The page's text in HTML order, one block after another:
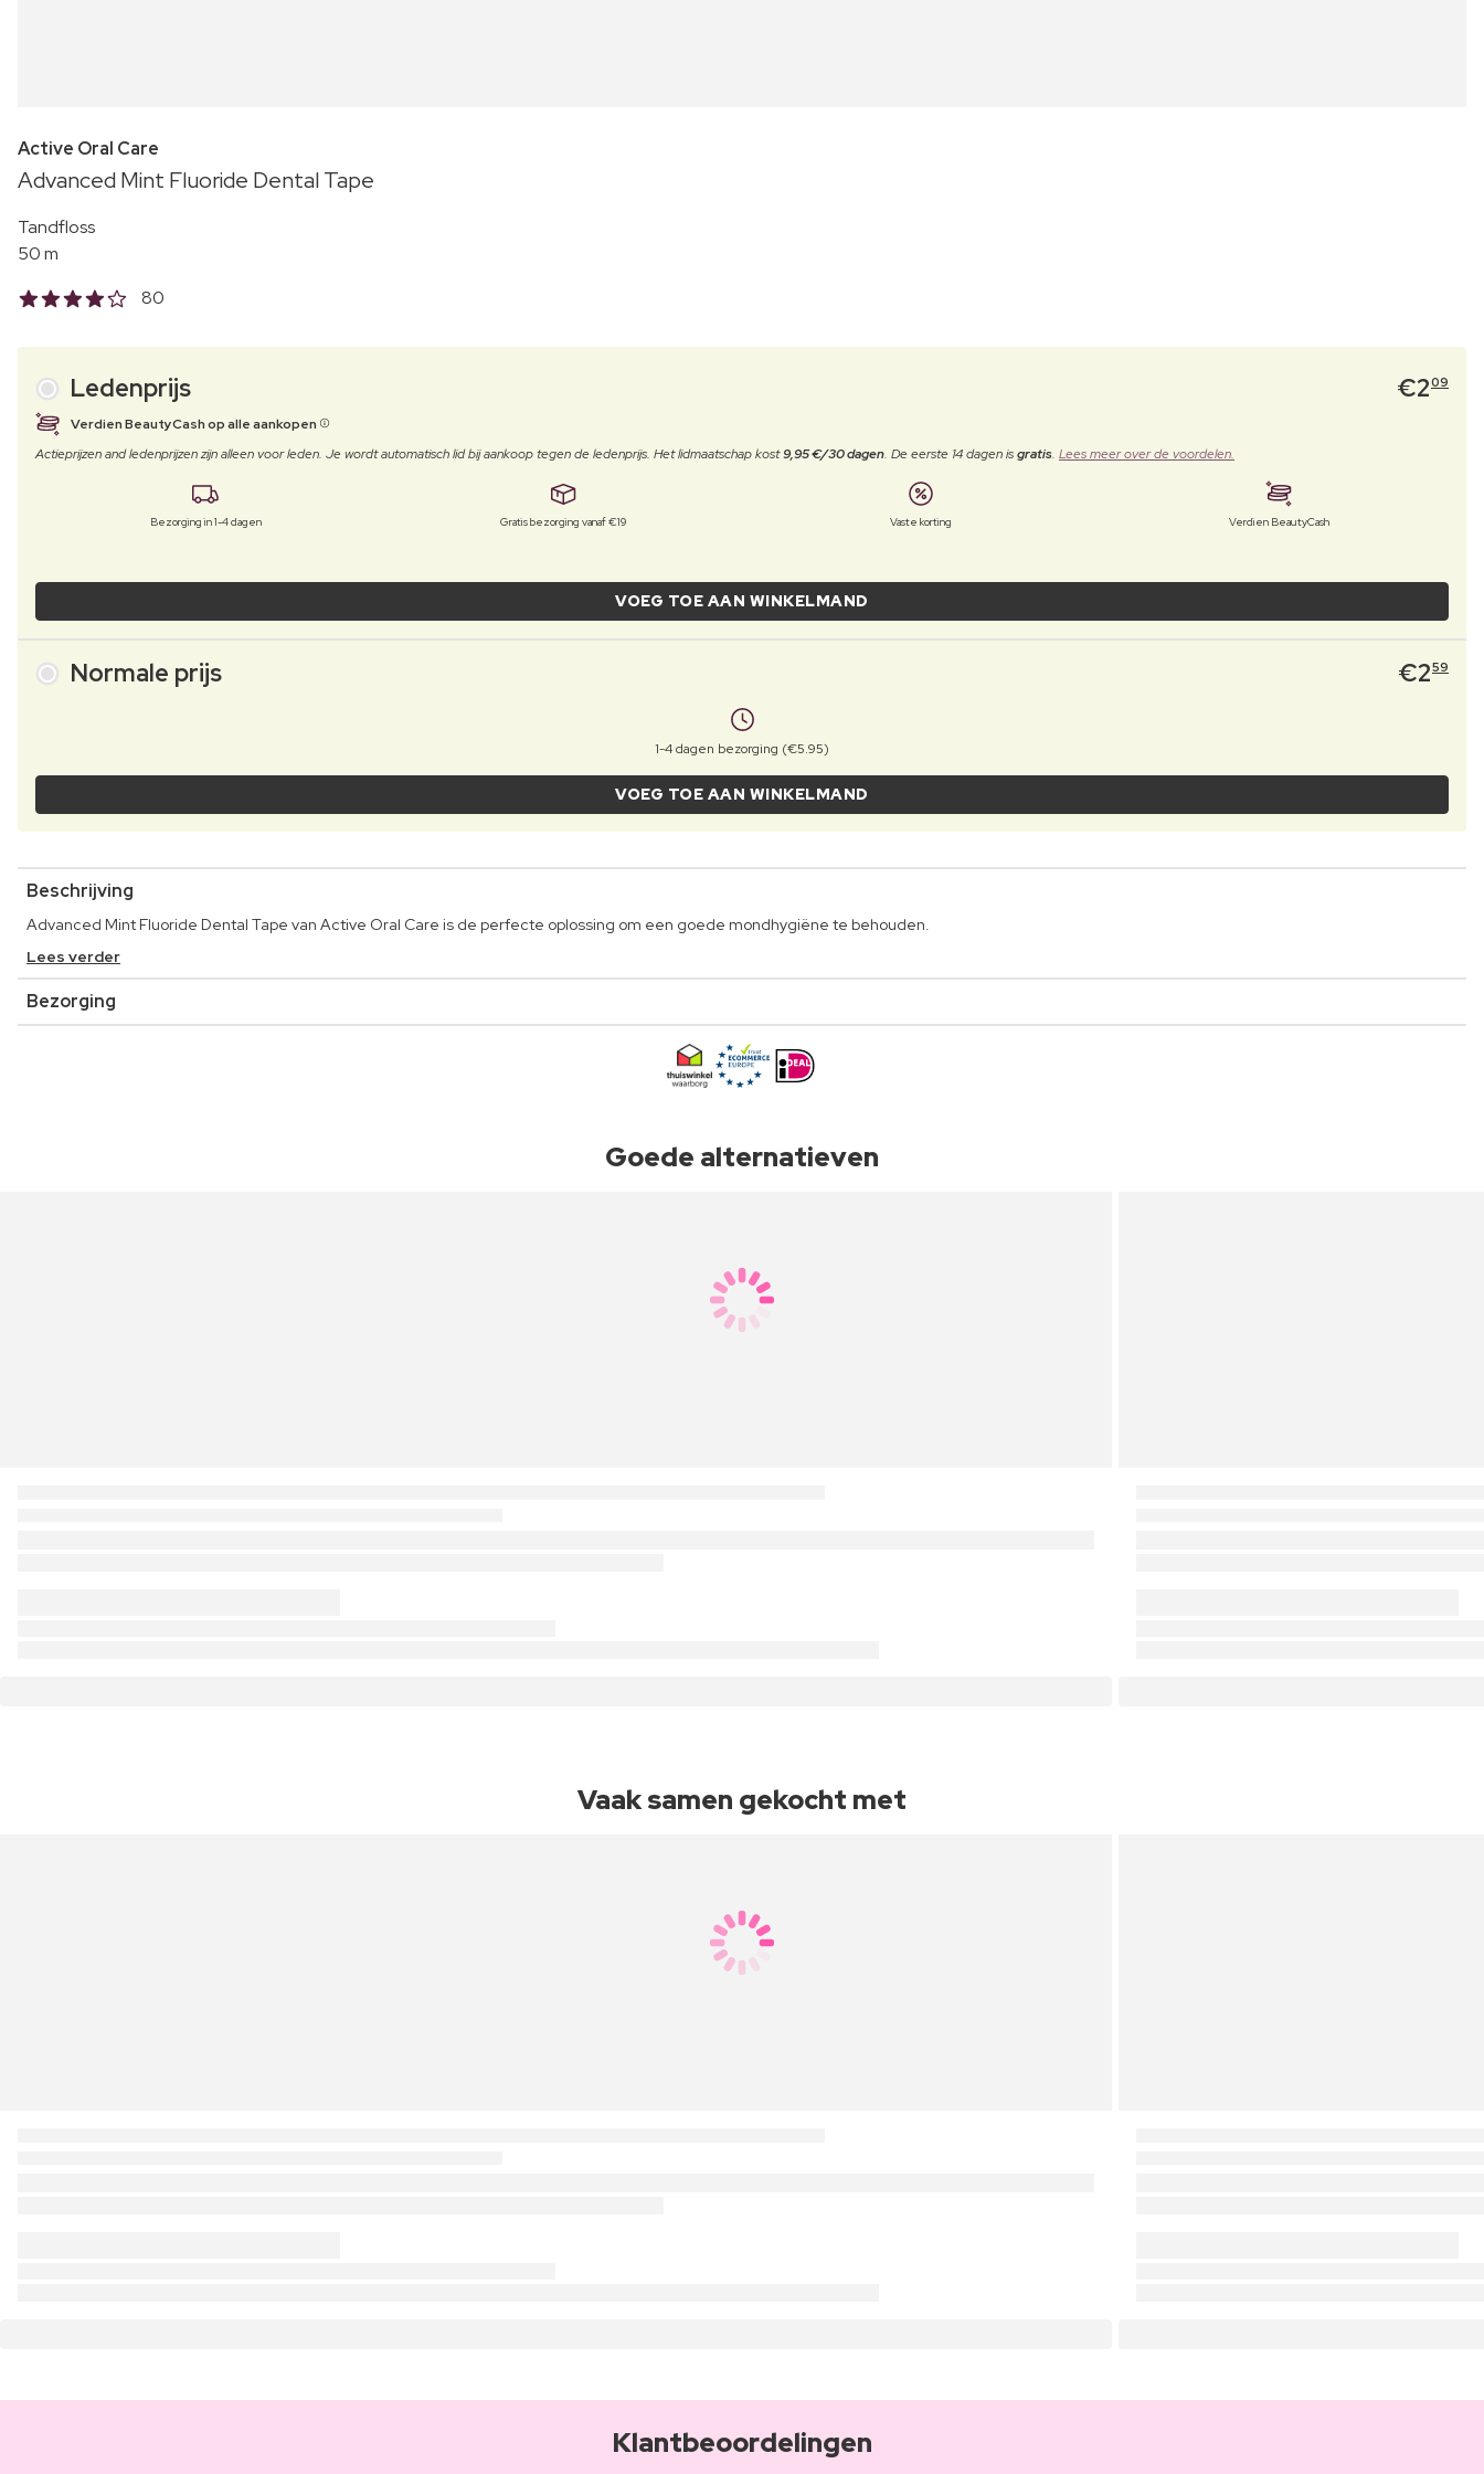
Active Oral Care
Advanced Mint Fluoride Dental Tape
Tandfloss
50 m
80
Ledenprijs €209
Verdien BeautyCash op alle aankopen
Actieprijzen and ledenprijzen zijn alleen voor leden. Je wordt automatisch lid bij aankoop tegen de ledenprijs. Het lidmaatschap kost9,95 €/30 dagen. De eerste 14 dagen isgratis. Lees meer over de voordelen.
Bezorging in 1-4 dagen Gratis bezorging vanaf €19 Vaste korting Verdien BeautyCash
VOEG TOE AAN WINKELMAND
Normale prijs €259
1-4 dagen bezorging (€5.95)
VOEG TOE AAN WINKELMAND
Beschrijving
Advanced Mint Fluoride Dental Tape van Active Oral Care is de perfecte oplossing om een goede mondhygiëne te behouden.
Lees verder
Bezorging
Goede alternatieven
Vaak samen gekocht met
Klantbeoordelingen